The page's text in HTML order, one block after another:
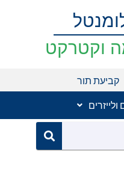
וקטרקט
קביעת תור
ולייזרים